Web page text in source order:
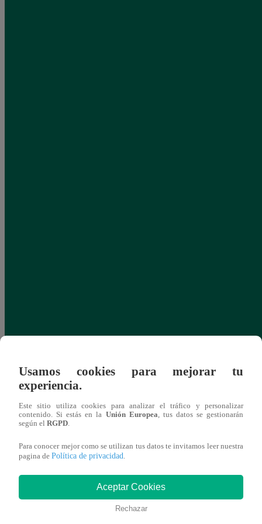
Usamos cookies para mejorar tu
experiencia.
Este sitio utiliza cookies para analizar el tráfico y personalizar
contenido. Si estás en la Unión Europea, tus datos se gestionarán
según el RGPD.
Para conocer mejor como se utilizan tus datos te invitamos leer nuestra
pagina de Política de privacidad.
Aceptar Cookies
Rechazar